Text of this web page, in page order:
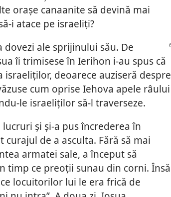
orașe canaanite să devină mai
i atace pe israeliți?
ale sprijinului său. De
îi trimisese în Ierihon i-au spus că
deoarece auziseră despre
cum oprise Iehova apele râului
le israeliților să-l traverseze.
și și-a pus încrederea în
de a asculta. Fără să mai
armatei sale, a început să
timp ce preoții sunau din corni. Însă
locuitorilor lui le era frică de